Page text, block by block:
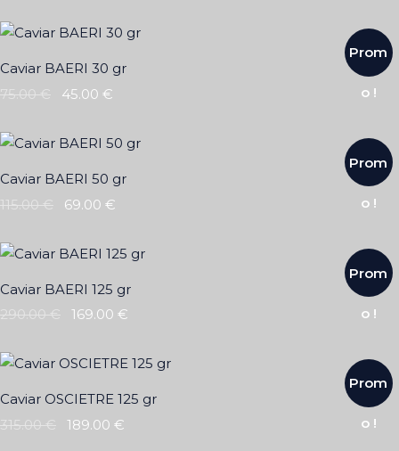
Prom
o !
Caviar BAERI 30 gr
75.00€ 45.00 €
Prom
o !
Caviar BAERI 50 gr
115.00€ 69.00 €
Prom
o !
Caviar BAERI 125 gr
290.00€ 169.00 €
Prom
o !
Caviar OSCIETRE 125 gr
315.00€ 189.00 €